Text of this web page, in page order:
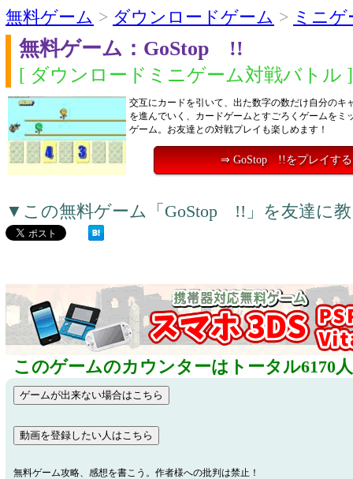
無料ゲーム > ダウンロードゲーム > ミニゲ
無料ゲーム：GoStop !!
[ ダウンロードミニゲーム対戦バトル ]
交互にカードを引いて、出た数字の数だけ自分のキ
を進んでいく、カードゲームとすごろくゲームをミ
ゲーム。お友達との対戦プレイも楽しめます！
⇒ GoStop !!をプレイする
▼この無料ゲーム「GoStop !!」を友達に
このゲームのカウンターはトータル6170
無料ゲーム攻略、感想を書こう。作者様への批判は禁止！